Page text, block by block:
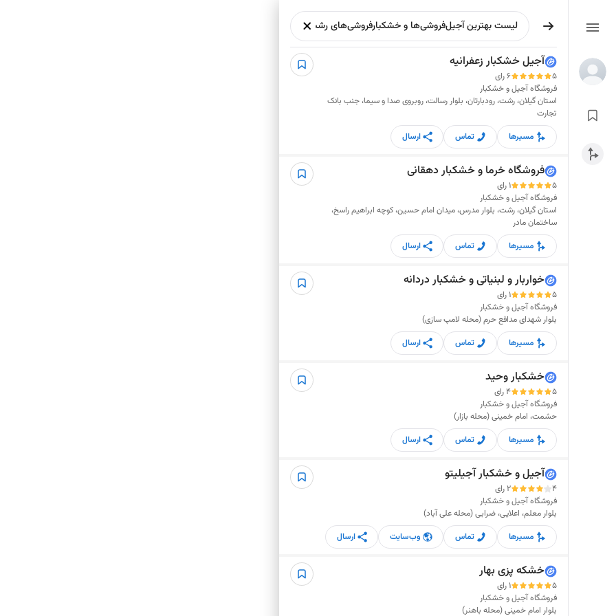
آجیل خشکبار زعفرانیه
5
6 رای
فروشگاه آجیل و خشکبار
استان گیلان، رشت، رودبارتان، بلوار رسالت، روبروی صدا و سیما، جنب بانک
تجارت
مسیرها
تماس ارسال
فروشگاه خرما و خشکبار دهقانی
5
1 رای
فروشگاه آجیل و خشکبار
استان گیلان، رشت، بلوار مدرس، میدان امام حسین، کوچه ابراهیم راسخ،
ساختمان مادر
مسیرها
تماس ارسال
خواربار و لبنیاتی و خشکبار دردانه
5
1 رای
فروشگاه آجیل و خشکبار
بلوار شهدای مدافع حرم (محله لامپ سازی)
مسیرها
تماس ارسال
خشکبار وحید
5
4 رای
فروشگاه آجیل و خشکبار
حشمت، امام خمینی (محله بازار)
مسیرها
تماس ارسال
آجیل و خشکبار آجیلیتو
4
2 رای
فروشگاه آجیل و خشکبار
بلوار معلم، اعلایی، ضرابی (محله علی آباد)
مسیرها
تماس وب‌سایت ارسال
خشکه پزی بهار
5
1 رای
فروشگاه آجیل و خشکبار
بلوار امام خمینی (محله باهنر)